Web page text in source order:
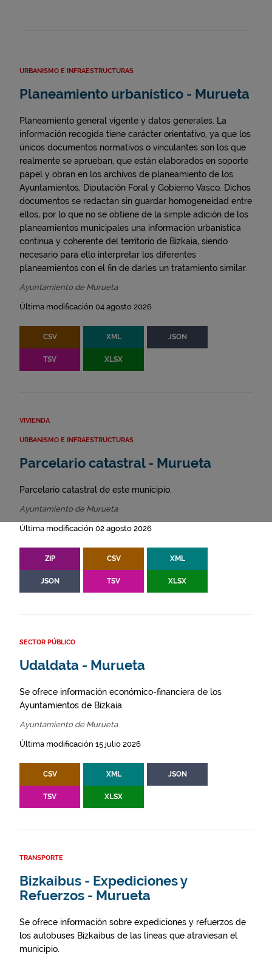
URBANISMO E INFRAESTRUCTURAS
Planeamiento urbanístico - Murueta
Planeamiento general vigente y datos generales. La
información recogida tiene carácter orientativo, ya que los
únicos documentos normativos o vinculantes son los que
realmente se aprueban, que están elaborados en soporte
papel y obran en los archivos de planeamiento de los
Ayuntamientos, Diputación Foral y Gobierno Vasco. Dichos
documentos se redactan sin guardar homogeneidad entre
ellos, por lo que no se obtiene de la simple adición de los
planeamientos municipales una información urbanística
continua y coherente del territorio de Bizkaia, siendo
necesario para ello interpretar los diferentes
planeamientos con el fin de darles un tratamiento similar.
Ayuntamiento de Murueta
Última modificación 04 agosto 2026
CSV XML JSON
TSV XLSX
VIVIENDA
URBANISMO E INFRAESTRUCTURAS
Parcelario catastral - Murueta
Parcelario catastral de este municipio.
Ayuntamiento de Murueta
Última modificación 02 agosto 2026
ZIP CSV XML
JSON TSV XLSX
SECTOR PÚBLICO
Udaldata - Murueta
Se ofrece información económico-financiera de los
Ayuntamientos de Bizkaia.
Ayuntamiento de Murueta
Última modificación 15 julio 2026
CSV XML JSON
TSV XLSX
TRANSPORTE
Bizkaibus - Expediciones y
Refuerzos - Murueta
Se ofrece información sobre expediciones y refuerzos de
los autobuses Bizkaibus de las líneas que atraviesan el
municipio.